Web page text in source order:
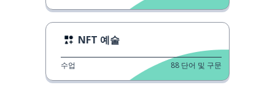
NFT 예술
수업 88 단어 및 구문